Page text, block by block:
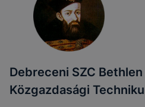
Debreceni SZC
Közgazdasági